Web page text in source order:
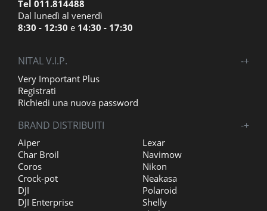
Tel 011.814488
Dal lunedì al venerdì
8:30 - 12:30 e 14:30 - 17:30
NITAL V.I.P. +
-
Very Important Plus
Registrati
Richiedi una nuova password
BRAND DISTRIBUITI +
-
Aiper
Char Broil
Coros
Crock-pot
DJI
DJI Enterprise
Lexar
Navimow
Nikon
Neakasa
Polaroid
Shelly